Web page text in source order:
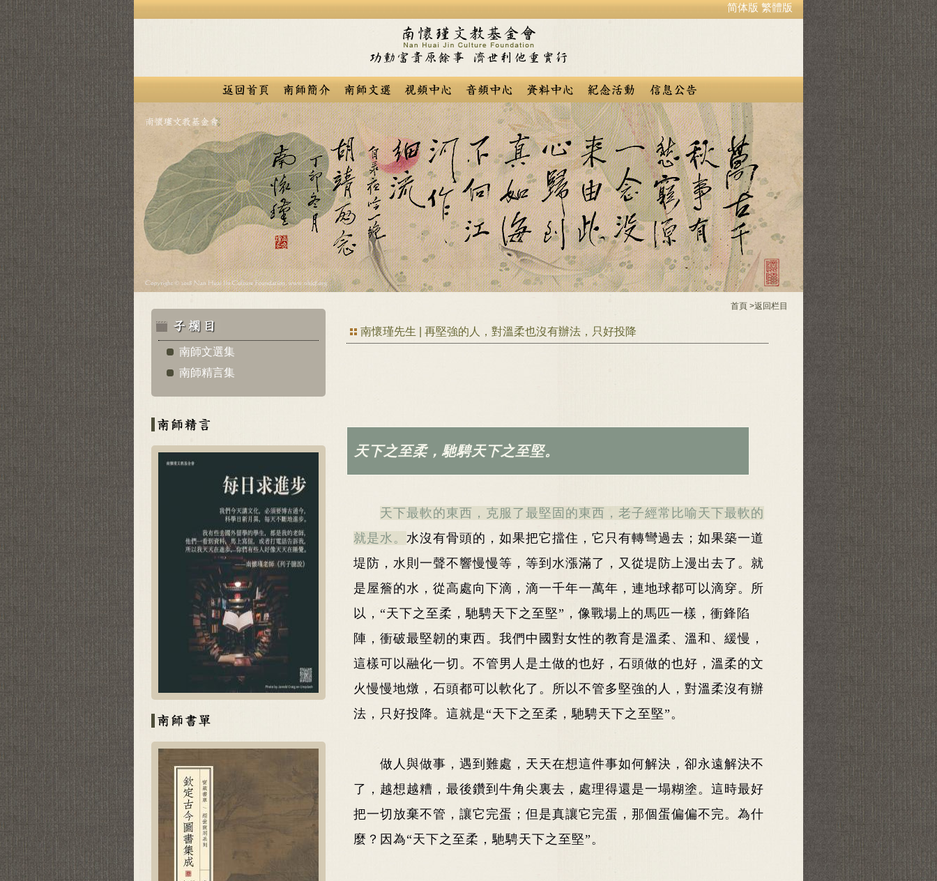
简体版 繁體版
南師文選集
南師精言集
首頁 >返回栏目
南懷瑾先生 | 再堅強的人，對溫柔也沒有辦法，只好投降
天下之至柔，馳騁天下之至堅。
天下最軟的東西，克服了最堅固的東西，老子經常比喻天下最軟的
就是水。 水沒有骨頭的，如果把它擋住，它只有轉彎過去；如果築一道
堤防，水則一聲不響慢慢等，等到水漲滿了，又從堤防上漫出去了。就
是屋簷的水，從高處向下滴，滴一千年一萬年，連地球都可以滴穿。所
以，“天下之至柔，馳騁天下之至堅”，像戰場上的馬匹一樣，衝鋒陷
陣，衝破最堅韌的東西。我們中國對女性的教育是溫柔、溫和、緩慢，
這樣可以融化一切。不管男人是土做的也好，石頭做的也好，溫柔的文
火慢慢地燉，石頭都可以軟化了。所以不管多堅強的人，對溫柔沒有辦
法，只好投降。這就是“天下之至柔，馳騁天下之至堅”。
做人與做事，遇到難處，天天在想這件事如何解決，卻永遠解決不
了，越想越糟，最後鑽到牛角尖裏去，處理得還是一塌糊塗。這時最好
把一切放棄不管，讓它完蛋；但是真讓它完蛋，那個蛋偏偏不完。為什
麼？因為“天下之至柔，馳騁天下之至堅”。